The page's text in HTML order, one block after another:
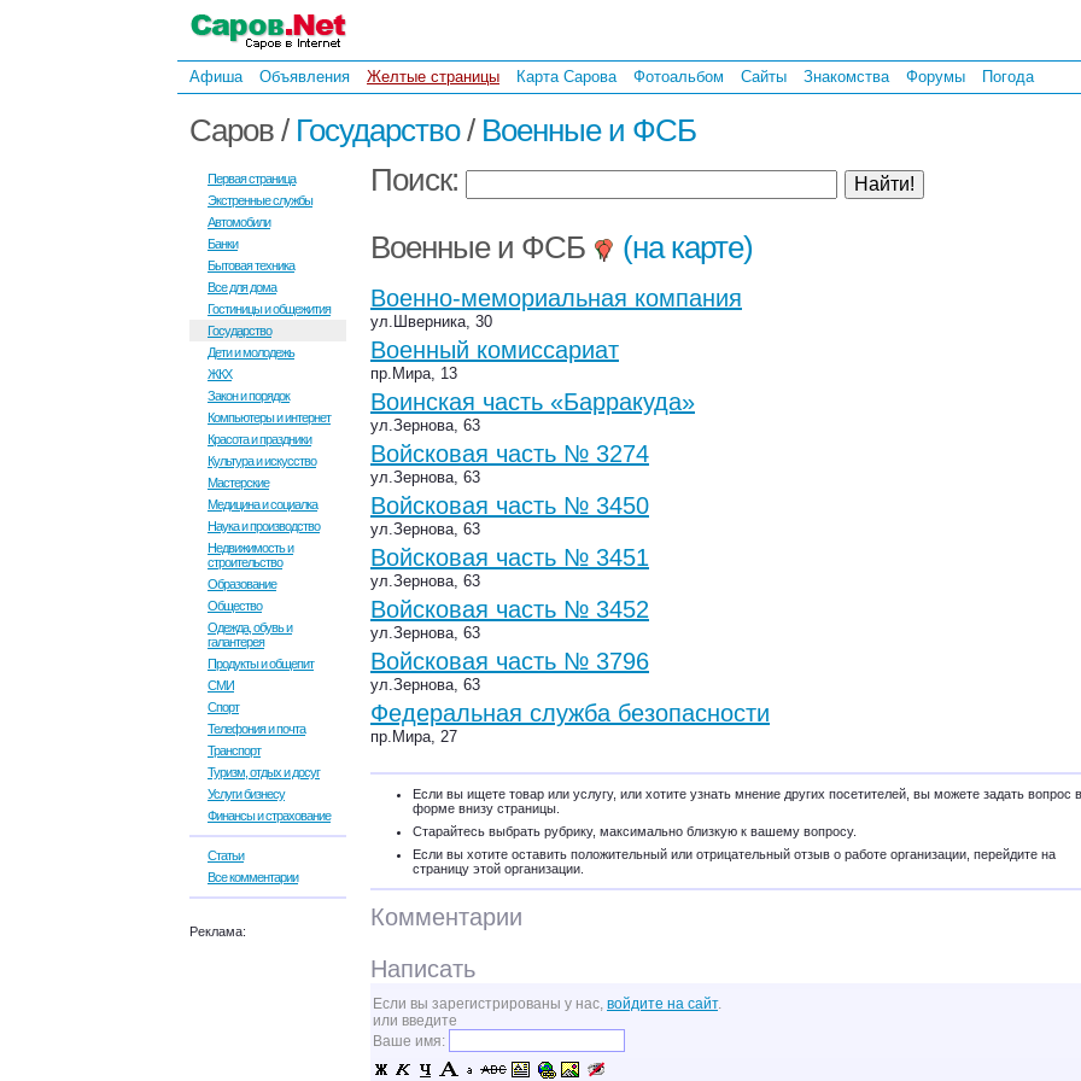
Афиша Объявления Желтые страницы Карта Сарова Фотоальбом Сайты Знакомства Форумы Погода
Саров / Государство/ Военные и ФСБ
Первая страница
Экстренные службы
Автомобили
Банки
Бытовая техника
Все для дома
Гостиницы и общежития
Государство
Дети и молодежь
ЖКХ
Закон и порядок
Компьютеры и интернет
Красота и праздники
Культура и искусство
Мастерские
Медицина и социалка
Наука и производство
Недвижимость и
строительство
Образование
Общество
Одежда, обувь и
галантерея
Продукты и общепит
СМИ
Спорт
Телефония и почта
Транспорт
Туризм, отдых и досуг
Услуги бизнесу
Финансы и страхование
Статьи
Все комментарии
Реклама:
Поиск:
Военные и ФСБ
(на карте)
Военно-мемориальная компания
ул.Шверника, 30
Военный комиссариат
пр.Мира, 13
Воинская часть «Барракуда»
ул.Зернова, 63
Войсковая часть № 3274
ул.Зернова, 63
Войсковая часть № 3450
ул.Зернова, 63
Войсковая часть № 3451
ул.Зернова, 63
Войсковая часть № 3452
ул.Зернова, 63
Войсковая часть № 3796
ул.Зернова, 63
Федеральная служба безопасности
пр.Мира, 27
Если вы ищете товар или услугу, или хотите узнать мнение других посетителей, вы можете задать вопрос в
форме внизу страницы.
Старайтесь выбрать рубрику, максимально близкую к вашему вопросу.
Если вы хотите оставить положительный или отрицательный отзыв о работе организации, перейдите на
страницу этой организации.
Комментарии
Написать
Если вы зарегистрированы у нас, войдите на сайт.
или введите
Ваше имя: